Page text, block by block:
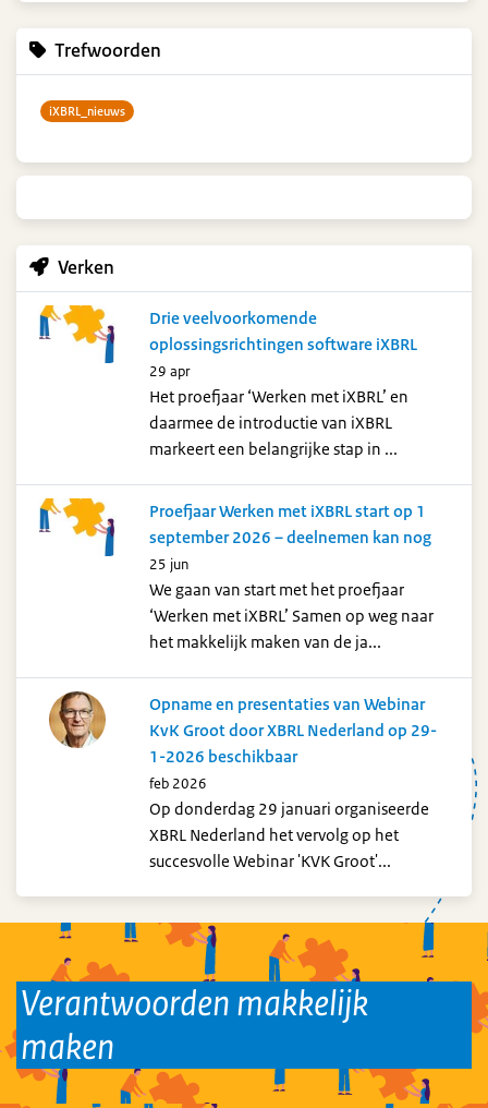
Trefwoorden
iXBRL_nieuws
Verken
Drie veelvoorkomende
oplossingsrichtingen software iXBRL
29 apr
Het proefjaar ‘Werken met iXBRL’ en
daarmee de introductie van iXBRL
markeert een belangrijke stap in ...
Proefjaar Werken met iXBRL start op 1
september 2026 – deelnemen kan nog
25 jun
We gaan van start met het proefjaar
‘Werken met iXBRL’ Samen op weg naar
het makkelijk maken van de ja...
Opname en presentaties van Webinar
KvK Groot door XBRL Nederland op 29-
1-2026 beschikbaar
feb 2026
Op donderdag 29 januari organiseerde
XBRL Nederland het vervolg op het
succesvolle Webinar 'KVK Groot'...
Verantwoorden makkelijk
maken